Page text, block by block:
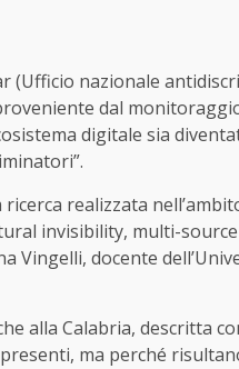
(Ufficio nazionale
dal
digitale sia
ricerca realizzata
invisibility, multi-
Vingelli, docente
alla Calabria, descritta
ma perché